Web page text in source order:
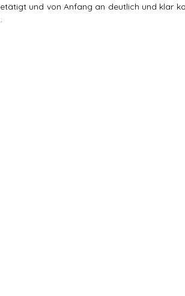
und von Anfang an deutlich und klar